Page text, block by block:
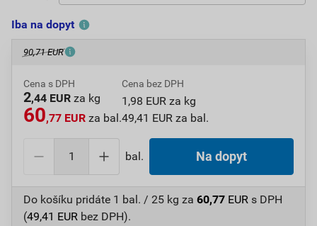
Iba na dopyt
90,71 EUR
Cena s DPH
2,44 EUR za kg
60,77 EUR za bal.
Cena bez DPH
1,98 EUR za kg
49,41 EUR za bal.
bal. Na dopyt
Do košíku pridáte 1 bal. / 25 kg za 60,77 EUR s DPH
(49,41 EUR bez DPH).